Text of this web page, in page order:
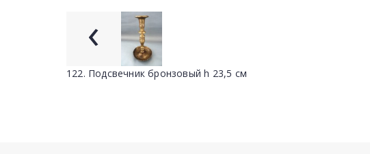
‹
122. Подсвечник бронзовый h 23,5 см